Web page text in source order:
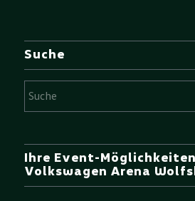
Suche
Ihre Event-
Volkswagen Arena